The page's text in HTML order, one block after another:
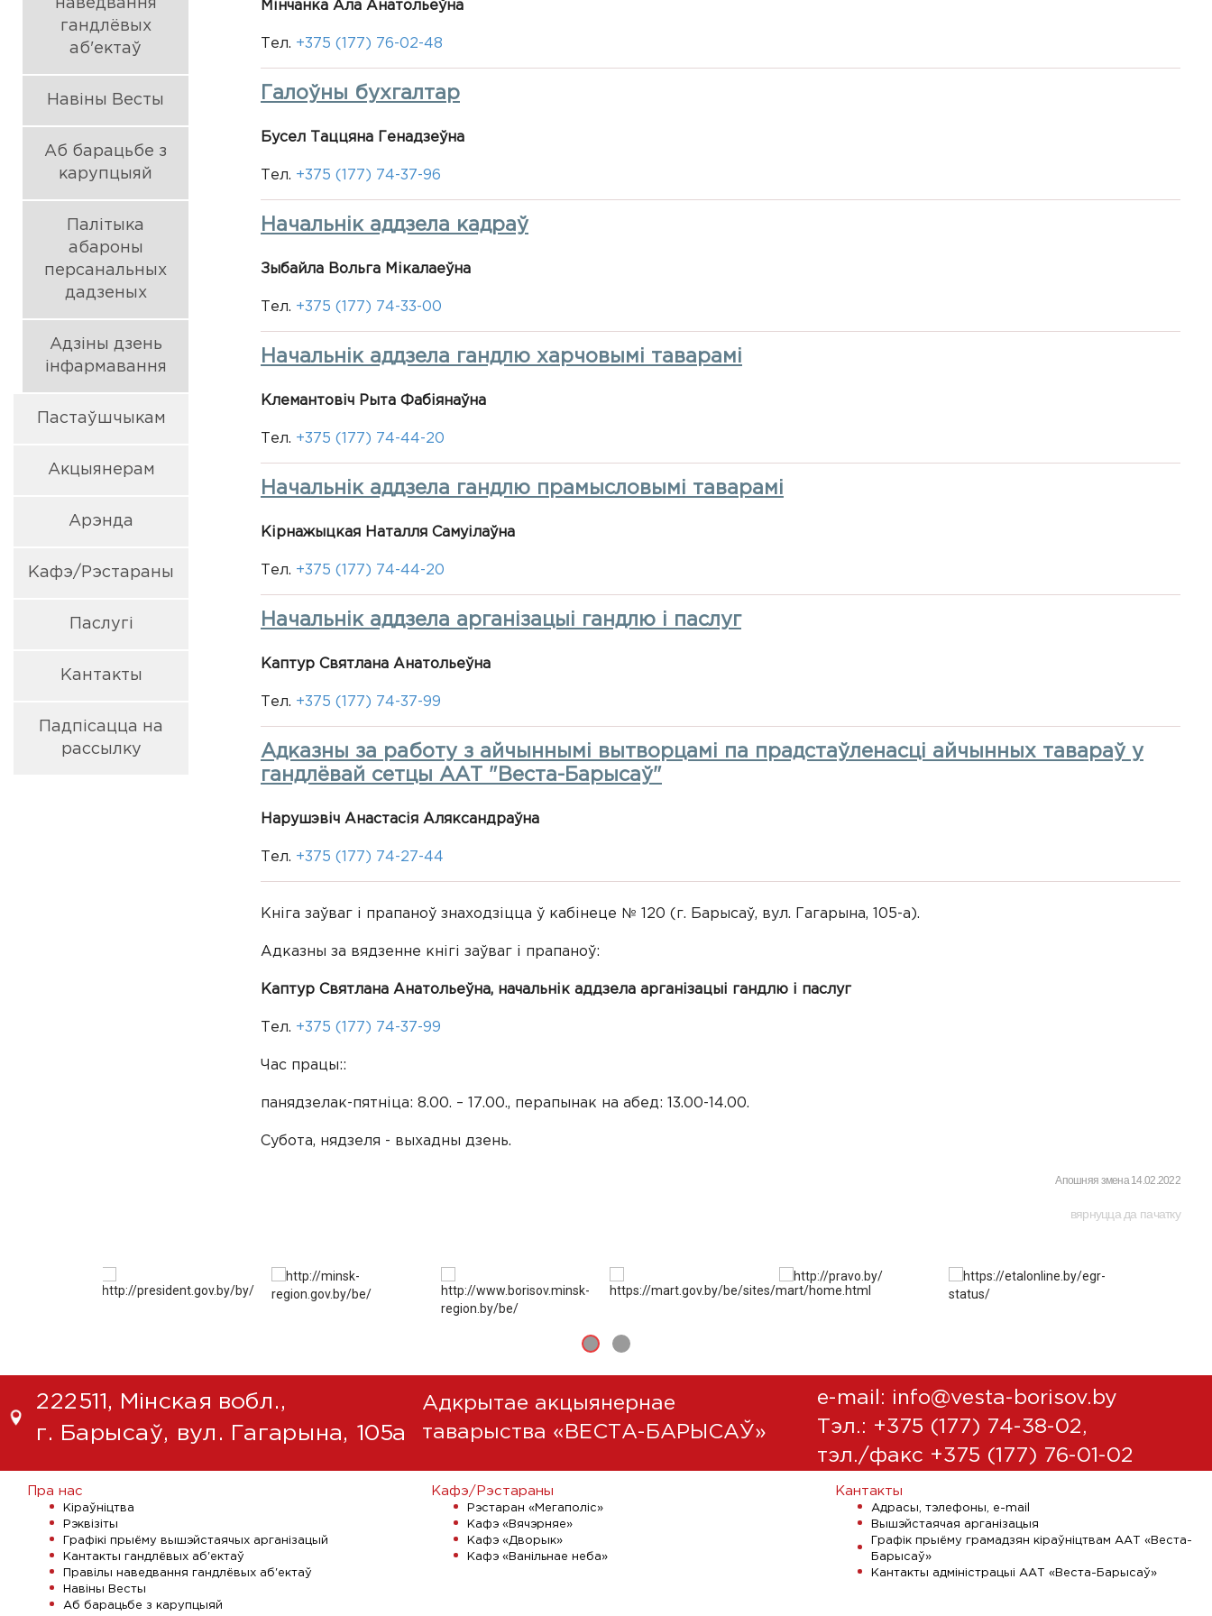
наведвання
гандлёвых
аб'ектаў
Навіны Весты
Аб барацьбе з
карупцыяй
Палітыка
абароны
персанальных
дадзеных
Адзіны дзень
інфармавання
Пастаўшчыкам
Акцыянерам
Арэнда
Кафэ/Рэстараны
Паслугi
Кантакты
Падпісацца на
рассылку
Мінчанка Ала Анатольеўна
Тел. +375 (177) 76-02-48
Галоўны бухгалтар
Бусел Таццяна Генадзеўна
Тел. +375 (177) 74-37-96
Начальнік аддзела кадраў
Зыбайла Вольга Мікалаеўна
Тел. +375 (177) 74-33-00
Начальнік аддзела гандлю харчовымі таварамі
Клемантовіч Рыта Фабіянаўна
Тел. +375 (177) 74-44-20
Начальнік аддзела гандлю прамысловымі таварамі
Кірнажыцкая Наталля Самуілаўна
Тел. +375 (177) 74-44-20
Начальнік аддзела арганізацыі гандлю і паслуг
Каптур Святлана Анатольеўна
Тел. +375 (177) 74-37-99
Адказны за работу з айчыннымі вытворцамі па прадстаўленасці айчынных тавараў у
гандлёвай сетцы ААТ "Веста-Барысаў"
Нарушэвіч Анастасія Аляксандраўна
Тел. +375 (177) 74-27-44
Кніга заўваг і прапаноў знаходзіцца ў кабінеце № 120 (г. Барысаў, вул. Гагарына, 105-а).
Адказны за вядзенне кнігі заўваг і прапаноў:
Каптур Святлана Анатольеўна, начальнік аддзела арганізацыі гандлю і паслуг
Тел. +375 (177) 74-37-99
Час працы::
панядзелак-пятніца: 8.00. – 17.00., перапынак на абед: 13.00-14.00.
Субота, нядзеля - выхадны дзень.
Апошняя змена 14.02.2022
вярнуцца да пачатку
222511, Мінская вобл.,
г. Барысаў, вул. Гагарына, 105а
Адкрытае акцыянернае
таварыства «ВЕСТА-БАРЫСАЎ»
e-mail: info@vesta-borisov.by
Тэл.: +375 (177) 74-38-02,
тэл./факс +375 (177) 76-01-02
Пра нас
Кіраўніцтва
Рэквізіты
Графікі прыёму вышэйстаячых арганізацый
Кантакты гандлёвых аб'ектаў
Правілы наведвання гандлёвых аб'ектаў
Навіны Весты
Аб барацьбе з карупцыяй
Кафэ/Рэстараны
Рэстаран «Мегаполіс»
Кафэ «Вячэрняе»
Кафэ «Дворык»
Кафэ «Ванільнае неба»
Кантакты
Адрасы, тэлефоны, e-mail
Вышэйстаячая арганізацыя
Графік прыёму грамадзян кіраўніцтвам ААТ «Веста-
Барысаў»
Кантакты адміністрацыі ААТ «Веста-Барысаў»